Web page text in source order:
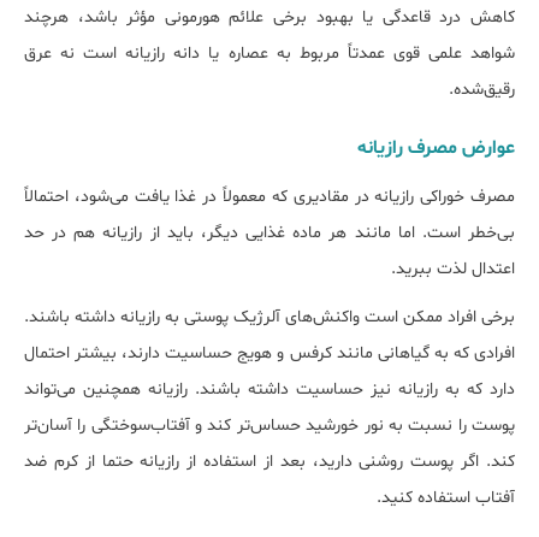
کاهش درد قاعدگی یا بهبود برخی علائم هورمونی مؤثر باشد، هرچند
شواهد علمی قوی عمدتاً مربوط به عصاره یا دانه رازیانه است نه عرق
رقیق‌شده.
عوارض مصرف رازیانه
مصرف خوراکی رازیانه در مقادیری که معمولاً در غذا یافت می‌شود، احتمالاً
بی‌خطر است. اما مانند هر ماده غذایی دیگر، باید از رازیانه هم در حد
اعتدال لذت ببرید.
برخی افراد ممکن است واکنش‌های آلرژیک پوستی به رازیانه داشته باشند.
افرادی که به گیاهانی مانند کرفس و هویج حساسیت دارند، بیش‎تر احتمال
دارد که به رازیانه نیز حساسیت داشته باشند. رازیانه همچنین می‌تواند
پوست را نسبت به نور خورشید حساس‌تر کند و آفتاب‌سوختگی را آسان‌تر
کند. اگر پوست روشنی دارید، بعد از استفاده از رازیانه حتما از کرم ضد
آفتاب استفاده کنید.